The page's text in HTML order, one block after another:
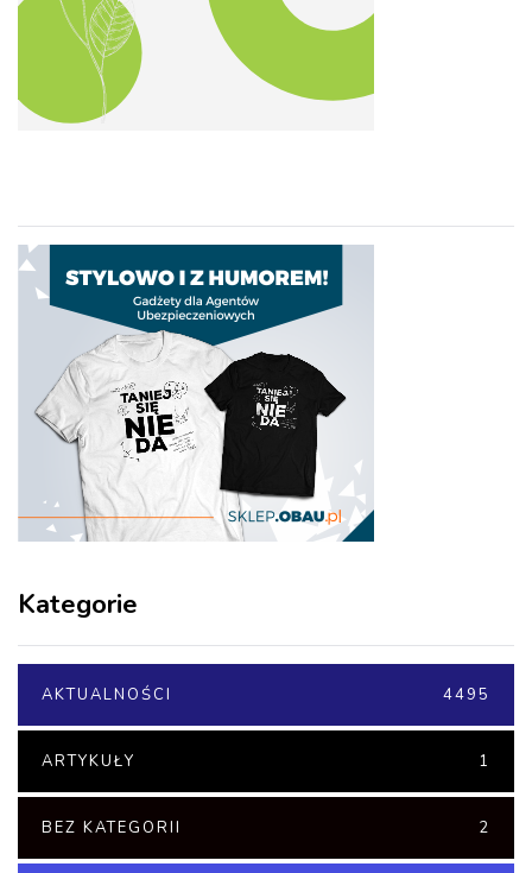
Kategorie
AKTUALNOŚCI 4495
ARTYKUŁY 1
BEZ KATEGORII 2